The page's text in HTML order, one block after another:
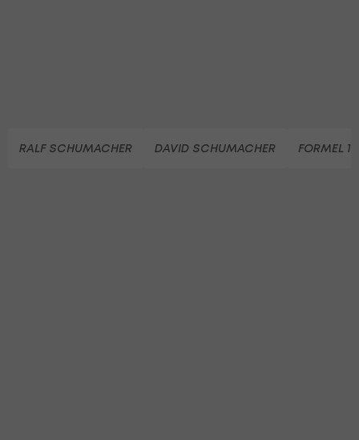
RALF SCHUMACHER DAVID SCHUMACHER FORMEL 1